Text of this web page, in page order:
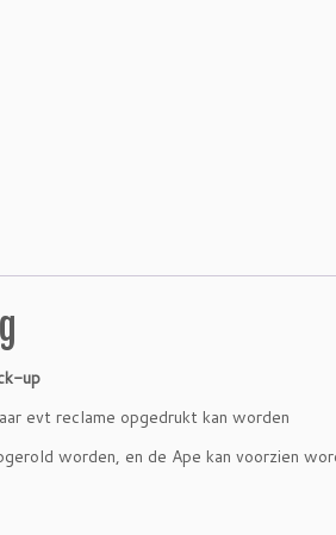
up
evt reclame opgedrukt kan worden
worden, en de Ape kan voorzien